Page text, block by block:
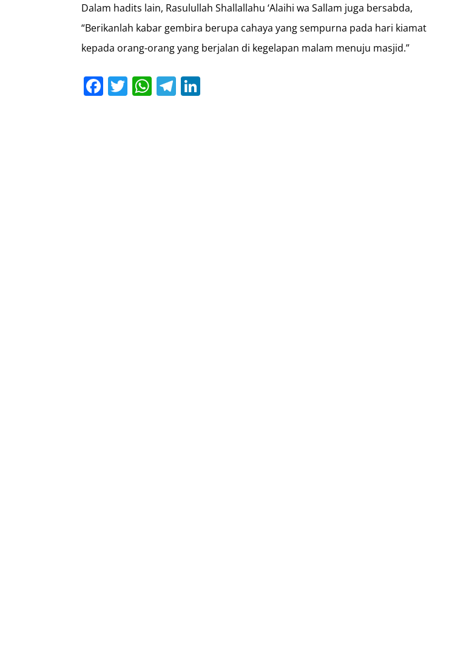
Dalam hadits lain, Rasulullah Shallallahu ‘Alaihi wa Sallam juga bersabda,
“Berikanlah kabar gembira berupa cahaya yang sempurna pada hari kiamat
kepada orang-orang yang berjalan di kegelapan malam menuju masjid.”
Facebook
Twitter
WhatsApp
Telegram